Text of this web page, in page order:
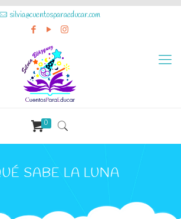
silvia@cuentosparaeducar.com
0
SABE LA LUNA